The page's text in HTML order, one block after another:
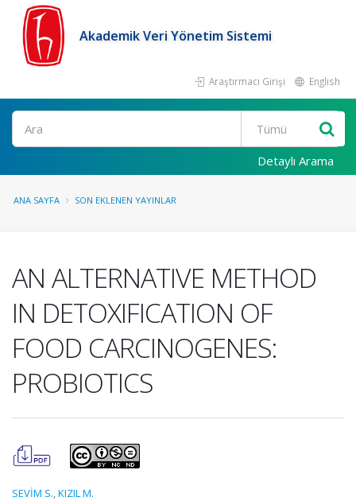
Akademik Veri Yönetim Sistemi
Araştırmacı Girişi English
Ara
Detaylı Arama
ANA SAYFA SON EKLENEN YAYINLAR
AN ALTERNATIVE METHOD
IN DETOXIFICATION OF
FOOD CARCINOGENES:
PROBIOTICS
SEVİM S.,KIZIL M.